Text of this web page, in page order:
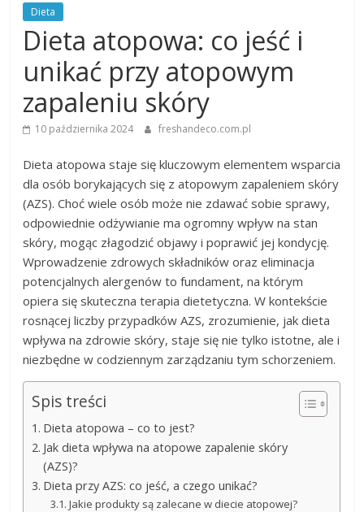
Dieta
Dieta atopowa: co jeść i
unikać przy atopowym
zapaleniu skóry
10 października 2024 freshandeco.com.pl
Dieta atopowa staje się kluczowym elementem wsparcia
dla osób borykających się z atopowym zapaleniem skóry
(AZS). Choć wiele osób może nie zdawać sobie sprawy,
odpowiednie odżywianie ma ogromny wpływ na stan
skóry, mogąc złagodzić objawy i poprawić jej kondycję.
Wprowadzenie zdrowych składników oraz eliminacja
potencjalnych alergenów to fundament, na którym
opiera się skuteczna terapia dietetyczna. W kontekście
rosnącej liczby przypadków AZS, zrozumienie, jak dieta
wpływa na zdrowie skóry, staje się nie tylko istotne, ale i
niezbędne w codziennym zarządzaniu tym schorzeniem.
Spis treści
Dieta atopowa – co to jest?
Jak dieta wpływa na atopowe zapalenie skóry
(AZS)?
Dieta przy AZS: co jeść, a czego unikać?
Jakie produkty są zalecane w diecie atopowej?